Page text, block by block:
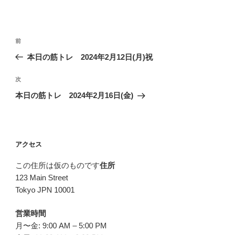
投
ナ
ビ
ゲ
ン
前
の
稿
前
本日の筋トレ 2024年2月12日(月)祝
次
の
次
本日の筋トレ 2024年2月16日(金)
アクセス
この住所は仮のものです住所
123 Main Street
Tokyo JPN 10001
営業時間
月〜金: 9:00 AM – 5:00 PM